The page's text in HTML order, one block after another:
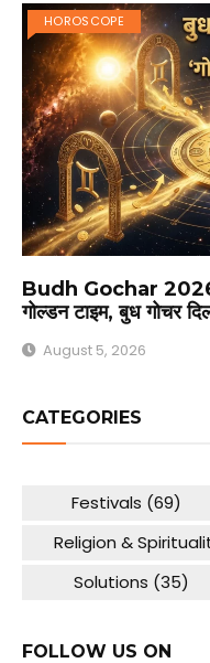
HOROSCOPE
Budh Gochar
गोल्डन टाइम, बुध गोचर
August 5, 2026
CATEGORIES
Festivals (69)
Religion &
Solutions (35)
FOLLOW US ON